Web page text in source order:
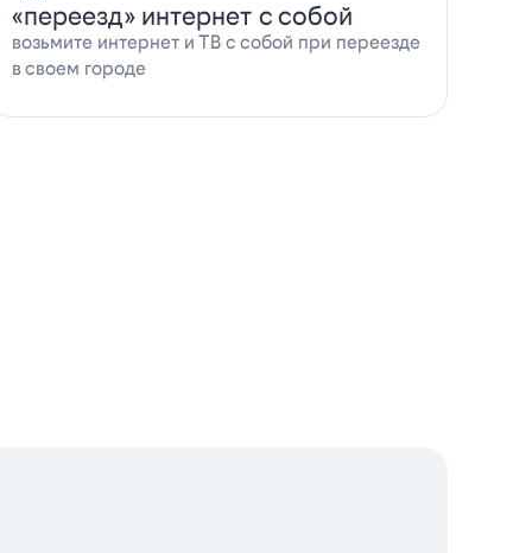
«переезд» интернет с собой
возьмите интернет и ТВ с собой при переезде
в своем городе